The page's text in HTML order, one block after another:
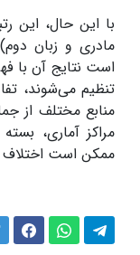
با این حال، این
مادری و زبان
است نتایج آن با
تنظیم می‌شوند،
مراکز آماری،
ممکن است اختلاف